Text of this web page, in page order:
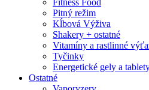
Pitný režim
Kĺbová Výživa
Shakery + ostatné
Vitamíny a rastlinné
Tyčinky
Energetické gely a
Ostatné